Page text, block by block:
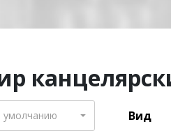
умолчанию Вид